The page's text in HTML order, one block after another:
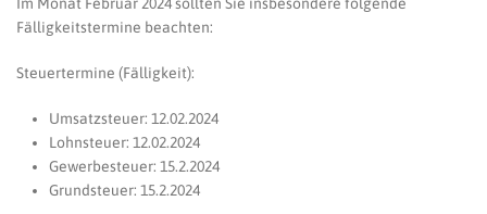
Fälligkeitstermine beachten:
Steuertermine (Fälligkeit):
Umsatzsteuer: 12.02.2024
Lohnsteuer: 12.02.2024
Gewerbesteuer: 15.2.2024
Grundsteuer: 15.2.2024